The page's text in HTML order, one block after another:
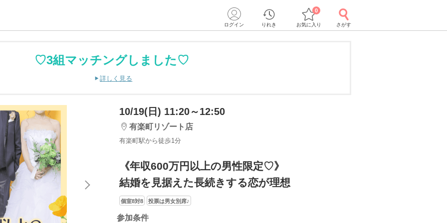
ログイン りれき お気に入り
0
さがす
♡3組マッチングしました♡
詳しく見る
10/19(日) 11:20～12:50
有楽町リゾート店
有楽町駅から徒歩1分
《年収600万円以上の男性限定♡》
結婚を見据えた長続きする恋が理想
個室8対8 投票は男女別席♪
参加条件